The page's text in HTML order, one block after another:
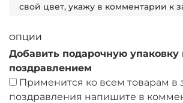
свой цвет, укажу в комментарии к
ОПЦИИ
Добавить подарочную упаковку
поздравлением
Применится ко всем товарам в
поздравления напишите в